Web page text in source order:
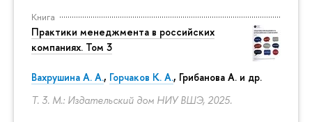
Книга
Практики менеджмента в российских
компаниях. Том 3
Вахрушина А. А., Горчаков К. А., Грибанова А. и др.
Т. 3. М.: Издательский дом НИУ ВШЭ, 2025.